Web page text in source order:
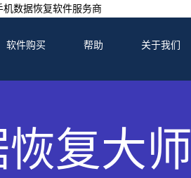
机数据恢复软件服务商
软件购买 帮助 关于我们
复大师